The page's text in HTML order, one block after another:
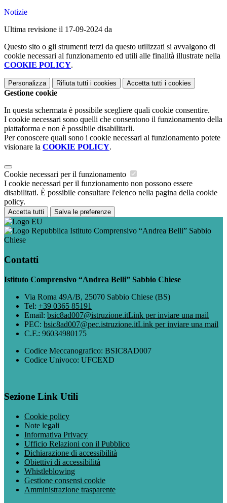
Notizie
Ultima revisione il 17-09-2024 da
Questo sito o gli strumenti terzi da questo utilizzati si avvalgono di
cookie necessari al funzionamento ed utili alle finalità illustrate nella
COOKIE POLICY.
Personalizza Rifiuta tutti i cookies Accetta tutti i cookies
Gestione cookie
In questa schermata è possibile scegliere quali cookie consentire.
I cookie necessari sono quelli che consentono il funzionamento della
piattaforma e non è possibile disabilitarli.
Per conoscere quali sono i cookie necessari al funzionamento potete
visionare la COOKIE POLICY.
Cookie necessari per il funzionamento
I cookie necessari per il funzionamento non possono essere
disabilitati. È possibile consultare l'elenco nella pagina della cookie
policy.
Accetta tutti Salva le preferenze
Istituto Comprensivo “Andrea Belli” Sabbio
Chiese
Contatti
Istituto Comprensivo “Andrea Belli” Sabbio Chiese
Via Roma 49A/B, 25070 Sabbio Chiese (BS)
Tel: +39 0365 85191
Email: bsic8ad007@istruzione.itLink per inviare una mail
PEC: bsic8ad007@pec.istruzione.itLink per inviare una mail
C.F.: 96034980175
Codice Meccanografico: BSIC8AD007
Codice Univoco: UFCEXD
Sezione Link Utili
Cookie policy
Note legali
Informativa Privacy
Ufficio Relazioni con il Pubblico
Dichiarazione di accessibilità
Obiettivi di accessibilità
Whistleblowing
Gestione consensi cookie
Amministrazione trasparente